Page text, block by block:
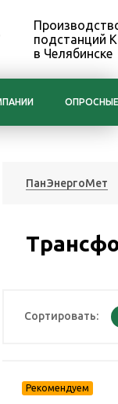
подстанций
в Челябинске
ПанЭнергоМет
Сортировать: